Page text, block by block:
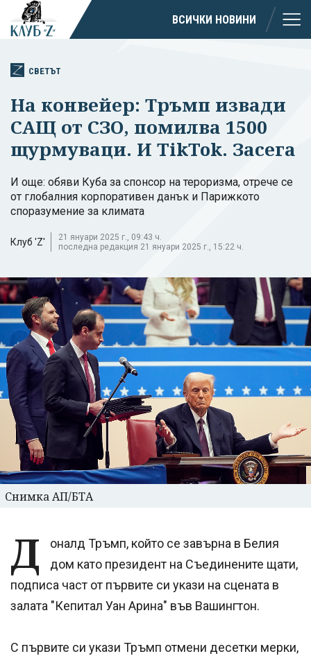
ВСИЧКИ НОВИНИ
СВЕТЪТ
На конвейер: Тръмп извади
САЩ от СЗО, помилва 1500
щурмуваци. И TikTok. Засега
И още: обяви Куба за спонсор на тероризма, отрече се
от глобалния корпоративен данък и Парижкото
споразумение за климата
Клуб 'Z'
21 януари 2025 г., 09:43 ч.
последна редакция 21 януари 2025 г., 15:22 ч.
Снимка АП/БТА
Д
оналд Тръмп, който се завърна в Белия
дом като президент на Съединените щати,
подписа част от първите си укази на сцената в
залата "Кепитал Уан Арина" във Вашингтон.
С първите си укази Тръмп отмени десетки мерки,